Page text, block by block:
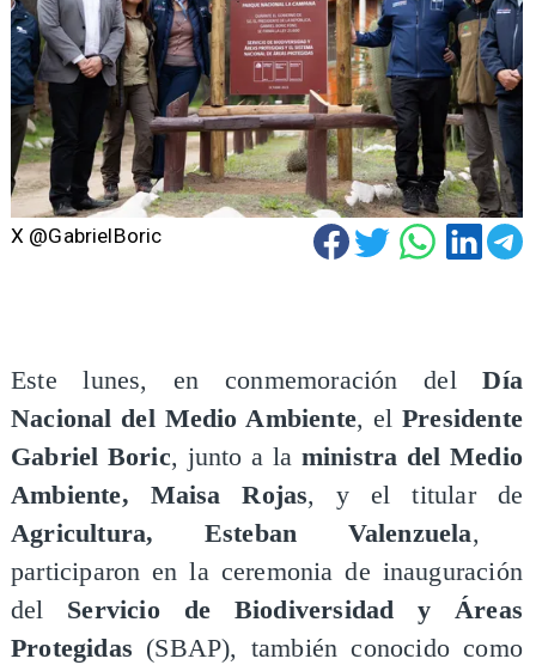
X @GabrielBoric
Este lunes, en conmemoración delDía
Nacional del Medio Ambiente, elPresidente
Gabriel Boric, junto a la ministra del Medio
Ambiente, Maisa Rojas, y el titular de
Agricultura, Esteban Valenzuela,
participaron en la ceremonia de inauguración
del Servicio de Biodiversidad y Áreas
Protegidas (SBAP), también conocido como